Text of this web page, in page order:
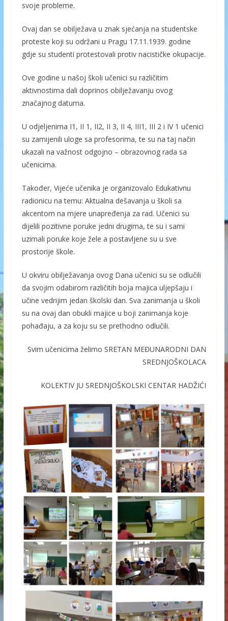
svoje probleme.
Ovaj dan se obilježava u znak sjećanja na studentske
proteste koji su održani u Pragu 17.11.1939. godine
gdje su studenti protestovali protiv nacističke okupacije.
Ove godine u našoj školi učenici su različitim
aktivnostima dali doprinos obilježavanju ovog
značajnog datuma.
U odjeljenima I1, II 1, II2, II 3, II 4, III1, III 2 i IV 1 učenici
su zamijenili uloge sa profesorima, te su na taj način
ukazali na važnost odgojno – obrazovnog rada sa
učenicima.
Također, Vijeće učenika je organizovalo Edukativnu
radionicu na temu: Aktualna dešavanja u školi sa
akcentom na mjere unapređenja za rad. Učenici su
dijelili pozitivne poruke jedni drugima, te su i sami
uzimali poruke koje žele a postavljene su u sve
prostorije škole.
U okviru obilježavanja ovog Dana učenici su se odlučili
da svojim odabirom različitih boja majica uljepšaju i
učine vedrijim jedan školski dan. Sva zanimanja u školi
su na ovaj dan obukli majice u boji zanimanja koje
pohađaju, a za koju su se prethodno odlučili.
Svim učenicima želimo SRETAN MEĐUNARODNI DAN
SREDNJOŠKOLACA
KOLEKTIV JU SREDNJOŠKOLSKI CENTAR HADŽIĆI